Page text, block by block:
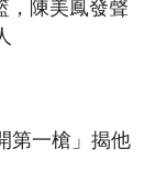
第一槍」揭他